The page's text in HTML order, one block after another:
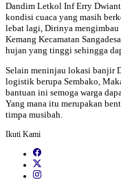
Dandim Letkol Inf Erry
kondisi cuaca yang masih
lebat lagi, Dirinya mengimbau
Kemang Kecamatan
hujan yang tinggi sehingga
Selain meninjau lokasi banjir
logistik berupa Sembako,
bantuan ini semoga warga
Yang mana itu merupakan
timpa musibah.
Ikuti Kami